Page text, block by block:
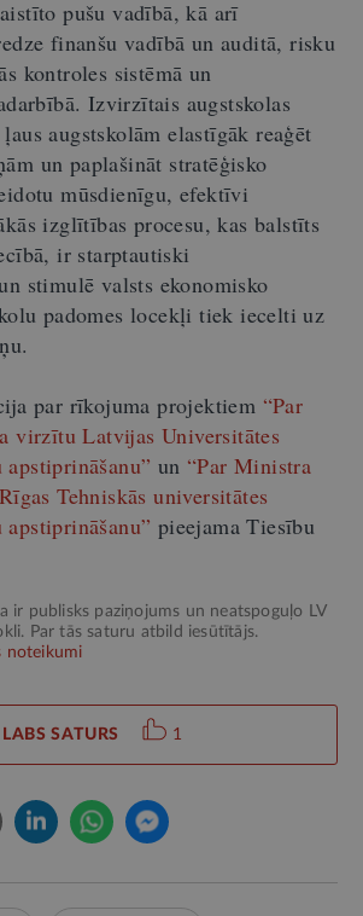
pušu vadībā, kā arī
finanšu vadībā un auditā, risku
kontroles sistēmā un
Izvirzītais augstskolas
ļaus augstskolām elastīgāk reaģēt
un paplašināt stratēģisko
mūsdienīgu, efektīvi
izglītības procesu, kas balstīts
ir starptautiski
stimulē valsts ekonomisko
padomes locekļi tiek iecelti uz
par rīkojuma projektiem “Par
virzītu Latvijas Universitātes
un “Par Ministra
Tehniskās universitātes
pieejama Tiesību
ir publisks paziņojums un neatspoguļo LV
Par tās saturu atbild iesūtītājs.
noteikumi
LABS SATURS 1